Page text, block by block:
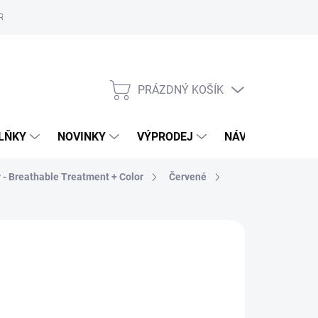
řád
NÁKUPNÍ
PRÁZDNÝ KOŠÍK
NOVINKY VÝPRODEJ NÁVODY
Breathable Treatment + Color
Červené